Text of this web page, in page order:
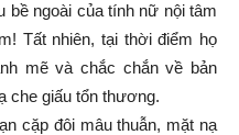
bề ngoài của tính nữ nội tâm
Tất nhiên, tại thời điểm họ
mẽ và chắc chắn về bản
che giấu tổn thương.
cặp đôi mâu thuẫn, mặt nạ